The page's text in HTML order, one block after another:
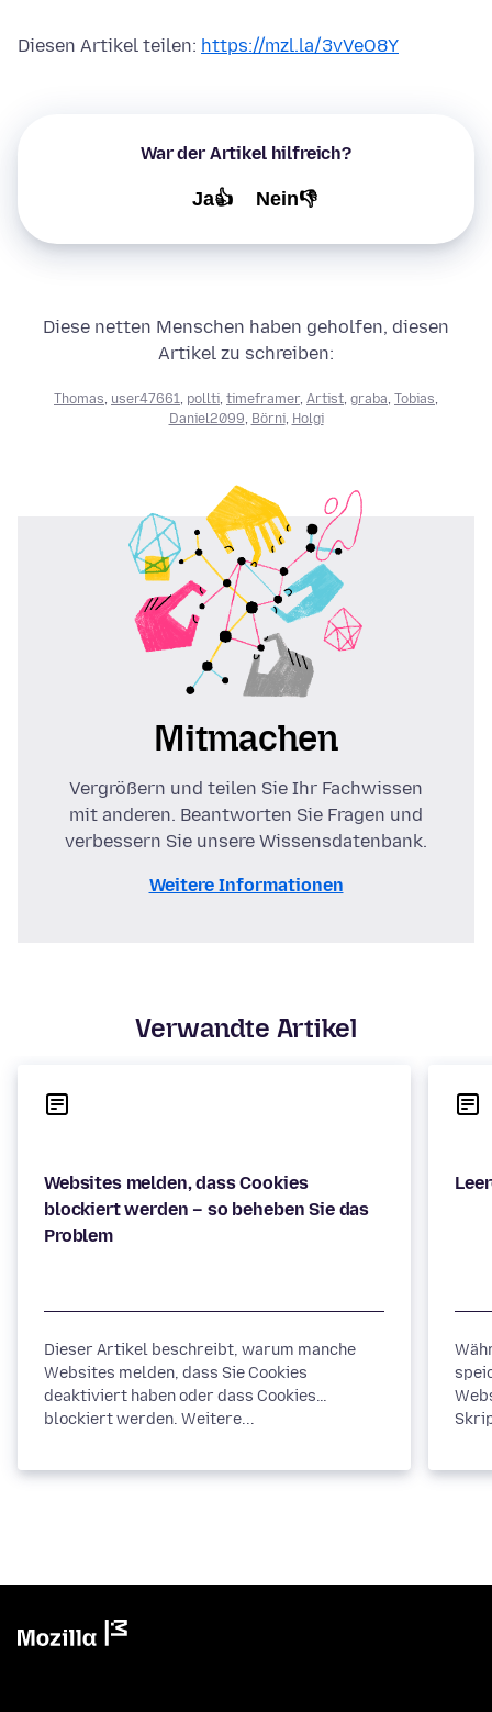
Diesen Artikel teilen: https://mzl.la/3vVeO8Y
War der Artikel hilfreich?
Ja👍 Nein👎
Diese netten Menschen haben geholfen, diesen
Artikel zu schreiben:
Thomas user47661 pollti timeframer, Artist graba Tobias
Daniel2099 Börni, Holgi
Mitmachen
Vergrößern und teilen Sie Ihr Fachwissen
mit anderen. Beantworten Sie Fragen und
verbessern Sie unsere Wissensdatenbank.
Weitere Informationen
Verwandte Artikel
Websites melden, dass Cookies
blockiert werden – so beheben Sie das
Problem
Dieser Artikel beschreibt, warum manche
Websites melden, dass Sie Cookies
deaktiviert haben oder dass Cookies
blockiert werden. Weitere...